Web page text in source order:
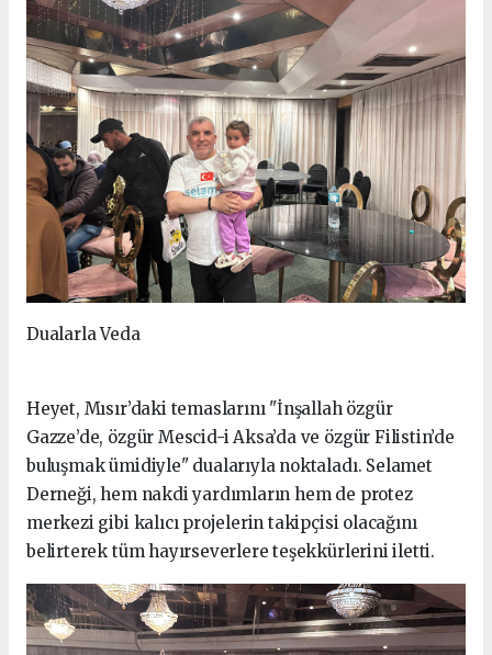
Dualarla Veda
Heyet, Mısır’daki temaslarını "İnşallah özgür
Gazze’de, özgür Mescid-i Aksa’da ve özgür Filistin’de
buluşmak ümidiyle" dualarıyla noktaladı. Selamet
Derneği, hem nakdi yardımların hem de protez
merkezi gibi kalıcı projelerin takipçisi olacağını
belirterek tüm hayırseverlere teşekkürlerini iletti.